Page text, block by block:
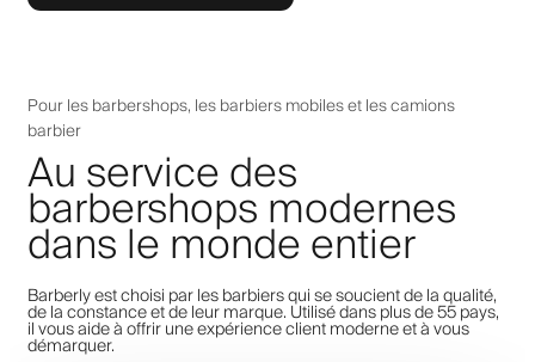
Pour les barbershops, les barbiers mobiles et les camions
barbier
Au service des
barbershops modernes
dans le monde entier
Barberly est choisi par les barbiers qui se soucient de la qualité,
de la constance et de leur marque. Utilisé dans plus de 55 pays,
il vous aide à offrir une expérience client moderne et à vous
démarquer.